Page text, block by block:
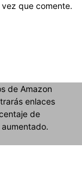
que comente.
de Amazon
enlaces
de